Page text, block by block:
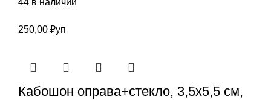
250,00 ₽уп
Кабошон оправа+стекло, 3,5х5,5 см,